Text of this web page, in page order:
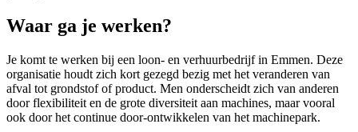
Waar ga je werken?
Je komt te werken bij een loon- en verhuurbedrijf in Emmen. Deze
organisatie houdt zich kort gezegd bezig met het veranderen van
afval tot grondstof of product. Men onderscheidt zich van anderen
door flexibiliteit en de grote diversiteit aan machines, maar vooral
ook door het continue door-ontwikkelen van het machinepark.